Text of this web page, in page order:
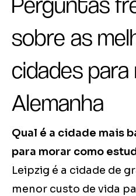
sobre as
cidades
Alemanha
Qual é a cidade mais
para morar como
Leipzig é a cidade de
menor custo de vida